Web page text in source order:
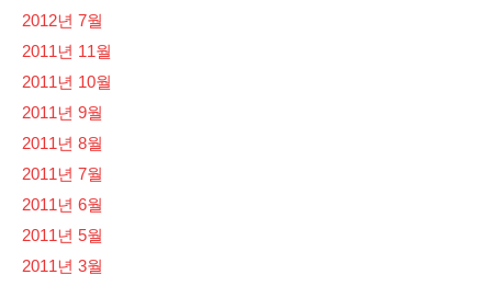
2012년 7월
2011년 11월
2011년 10월
2011년 9월
2011년 8월
2011년 7월
2011년 6월
2011년 5월
2011년 3월